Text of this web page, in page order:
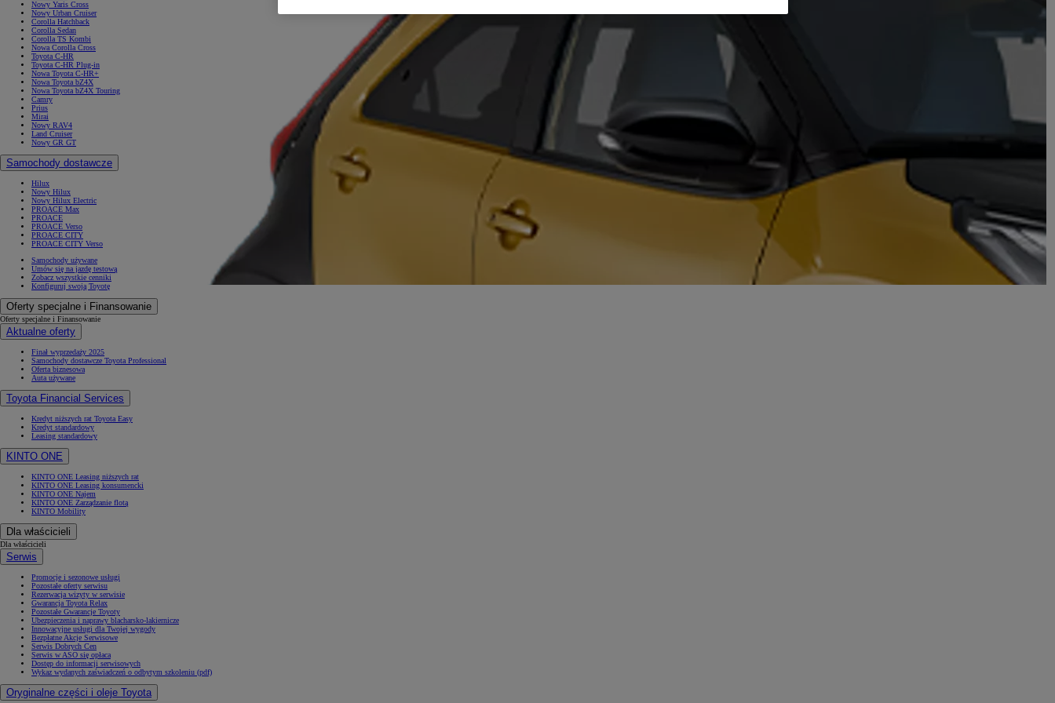
Nowy Yaris Cross
Nowy Urban Cruiser
Corolla Hatchback
Corolla Sedan
Corolla TS Kombi
Nowa Corolla Cross
Toyota C-HR
Toyota C-HR Plug-in
Nowa Toyota C-HR+
Nowa Toyota bZ4X
Nowa Toyota bZ4X Touring
Camry
Prius
Mirai
Nowy RAV4
Land Cruiser
Nowy GR GT
Samochody dostawcze
Hilux
Nowy Hilux
Nowy Hilux Electric
PROACE Max
PROACE
PROACE Verso
PROACE CITY
PROACE CITY Verso
Samochody używane
Umów się na jazdę testową
Zobacz wszystkie cenniki
Konfiguruj swoją Toyotę
Oferty specjalne i Finansowanie
Oferty specjalne i Finansowanie
Aktualne oferty
Finał wyprzedaży 2025
Samochody dostawcze Toyota Professional
Oferta biznesowa
Auta używane
Toyota Financial Services
Kredyt niższych rat Toyota Easy
Kredyt standardowy
Leasing standardowy
KINTO ONE
KINTO ONE Leasing niższych rat
KINTO ONE Leasing konsumencki
KINTO ONE Najem
KINTO ONE Zarządzanie flotą
KINTO Mobility
Dla właścicieli
Dla właścicieli
Serwis
Promocje i sezonowe usługi
Pozostałe oferty serwisu
Rezerwacja wizyty w serwisie
Gwarancja Toyota Relax
Pozostałe Gwarancje Toyoty
Ubezpieczenia i naprawy blacharsko-lakiernicze
Innowacyjne usługi dla Twojej wygody
Bezpłatne Akcje Serwisowe
Serwis Dobrych Cen
Serwis w ASO się opłaca
Dostęp do informacji serwisowych
Wykaz wydanych zaświadczeń o odbytym szkoleniu (pdf)
Oryginalne części i oleje Toyota